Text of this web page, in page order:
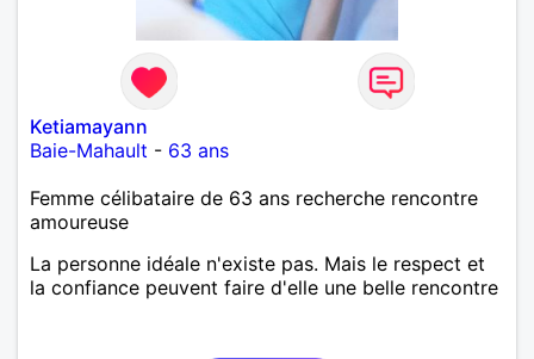
Ketiamayann
Baie-Mahault - 63 ans
Femme célibataire de 63 ans recherche rencontre
amoureuse
La personne idéale n'existe pas. Mais le respect et
la confiance peuvent faire d'elle une belle rencontre